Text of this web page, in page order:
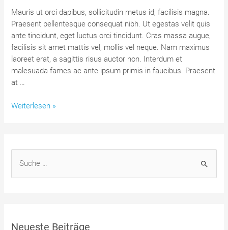
Mauris ut orci dapibus, sollicitudin metus id, facilisis magna.
Praesent pellentesque consequat nibh. Ut egestas velit quis
ante tincidunt, eget luctus orci tincidunt. Cras massa augue,
facilisis sit amet mattis vel, mollis vel neque. Nam maximus
laoreet erat, a sagittis risus auctor non. Interdum et
malesuada fames ac ante ipsum primis in faucibus. Praesent
at …
Let
urna
felis
Weiterlesen »
Neueste Beiträge